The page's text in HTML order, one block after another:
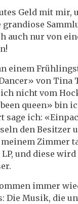
Geld mit mir,
auch nur von
einem
von Tina
nicht vom
queen» bin
sage ich:
den Besitzer
Zimmer
und diese
immer
Die Musik, die